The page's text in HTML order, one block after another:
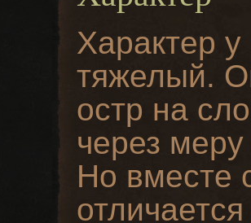
Характер у
тяжелый.
остр на
через
Но вместе